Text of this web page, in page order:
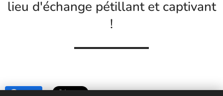
lieu d'échange pétillant et captivant
!